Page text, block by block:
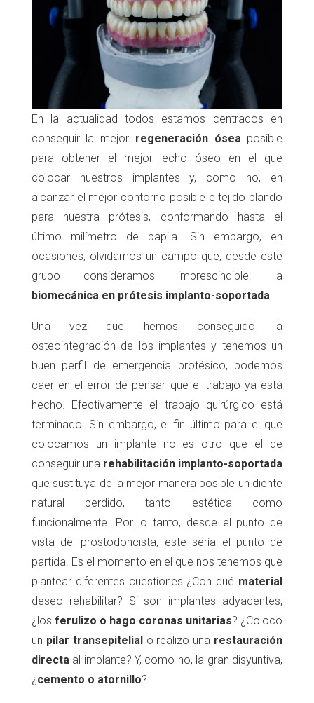
En la actualidad todos estamos centrados en
conseguir la mejor regeneración óseaposible
para obtener el mejor lecho óseo en el que
colocar nuestros implantes y, como no, en
alcanzar el mejor contorno posible e tejido blando
para nuestra prótesis, conformando hasta el
último milímetro de papila. Sin embargo, en
ocasiones, olvidamos un campo que, desde este
grupo consideramos imprescindible: la
biomecánica en prótesis implanto-soportada.
Una vez que hemos conseguido la
osteointegración de los implantes y tenemos un
buen perfil de emergencia protésico, podemos
caer en el error de pensar que el trabajo ya está
hecho. Efectivamente el trabajo quirúrgico está
terminado. Sin embargo, el fin último para el que
colocamos un implante no es otro que el de
conseguir una rehabilitación implanto-soportada
que sustituya de la mejor manera posible un diente
natural perdido, tanto estética como
funcionalmente. Por lo tanto, desde el punto de
vista del prostodoncista, este sería el punto de
partida. Es el momento en el que nos tenemos que
plantear diferentes cuestiones ¿Con qué material
deseo rehabilitar? Si son implantes adyacentes,
¿los ferulizo o hago coronas unitarias? ¿Coloco
un pilar transepitelial o realizo una restauración
directaal implante? Y, como no, la gran disyuntiva,
¿ cemento o atornillo?